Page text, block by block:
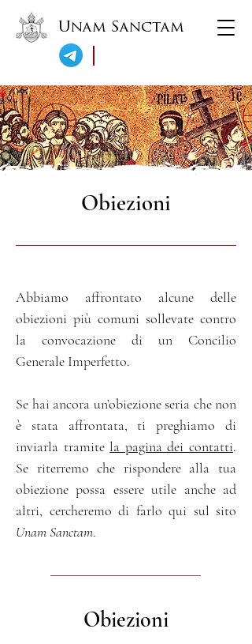
Unam Sanctam
Obiezioni
Abbiamo affrontato alcune delle
obiezioni più comuni sollevate contro
la convocazione di un Concilio
Generale Imperfetto.
Se hai ancora un’obiezione seria che non
è stata affrontata, ti preghiamo di
inviarla tramitela pagina dei contatti.
Se riterremo che rispondere alla tua
obiezione possa essere utile anche ad
altri, cercheremo di farlo qui sul sito
Unam Sanctam.
Obiezioni